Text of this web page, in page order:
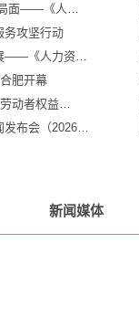
局面——《人…
务攻坚行动
——《人力资…
肥开幕
劳动者权益…
发布会（2026…
新闻媒体